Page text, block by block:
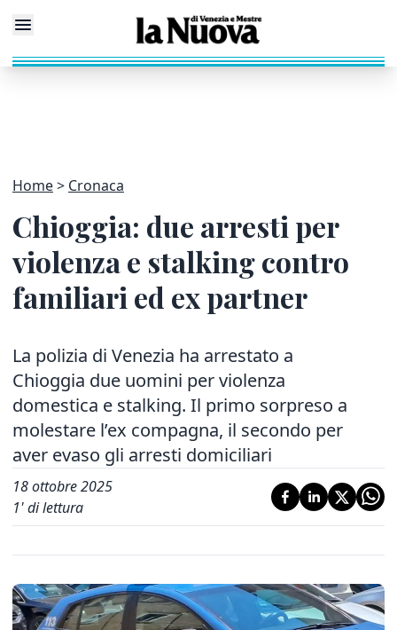
Home Cronaca
Chioggia: due arresti per
violenza e stalking contro
familiari ed ex partner
La polizia di Venezia ha arrestato a
Chioggia due uomini per violenza
domestica e stalking. Il primo sorpreso a
molestare l’ex compagna, il secondo per
aver evaso gli arresti domiciliari
18 ottobre 2025
1' di lettura